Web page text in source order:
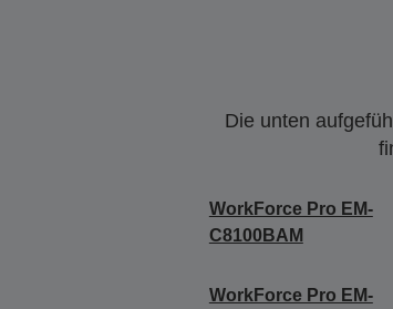
Die unten
WorkForce Pro EM-
C8100BAM
WorkForce Pro EM-